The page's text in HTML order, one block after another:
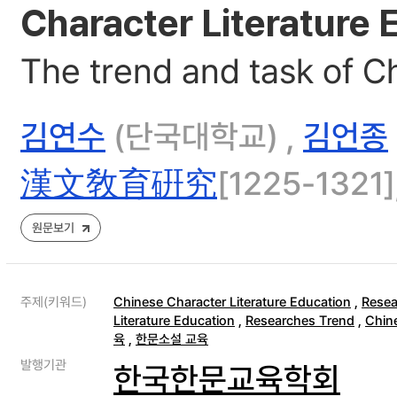
Character Literature
The trend and task of
김연수 (단국대학교) , 김언종
漢文敎育硏究[1225-
원문보기
주제(키워드) Chinese Character Literature Education ,
Literature Education , Researches Trend ,
육 , 한문소설 교육
발행기관
한국한문교육학회